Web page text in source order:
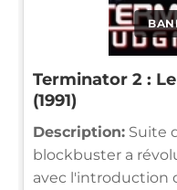
Terminator 2 :
(1991)
Description: Suite
blockbuster a
avec l'introduction